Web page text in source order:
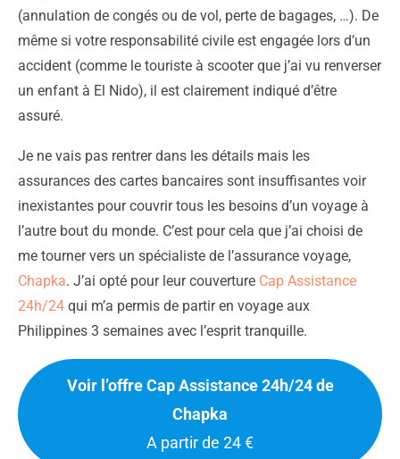
(annulation de congés ou de vol, perte de bagages, …). De
même si votre responsabilité civile est engagée lors d’un
accident (comme le touriste à scooter que j’ai vu renverser
un enfant à El Nido), il est clairement indiqué d’être
assuré.
Je ne vais pas rentrer dans les détails mais les
assurances des cartes bancaires sont insuffisantes voir
inexistantes pour couvrir tous les besoins d’un voyage à
l’autre bout du monde. C’est pour cela que j’ai choisi de
me tourner vers un spécialiste de l’assurance voyage,
Chapka. J’ai opté pour leur couverture Cap Assistance
24h/24 qui m’a permis de partir en voyage aux
Philippines 3 semaines avec l’esprit tranquille.
Voir l’offre Cap Assistance 24h/24 de
Chapka
A partir de 24 €